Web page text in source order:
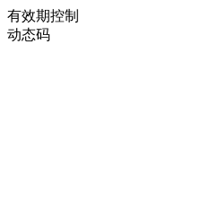
有效期控制
动态码